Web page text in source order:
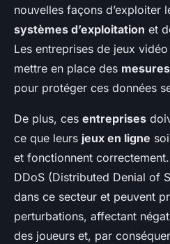
nouvelles façons d’exploiter
systèmes d’exploitation et
Les entreprises de jeux
mettre en place des
pour protéger ces données
De plus, ces entreprises
ce que leurs jeux en ligne
et fonctionnent
DDoS (Distributed Denial of
dans ce secteur et peuvent
perturbations, affectant
des joueurs et, par